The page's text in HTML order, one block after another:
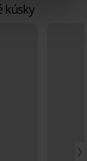
kúsky